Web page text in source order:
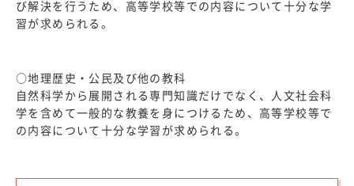
び解決を行うため、高等学校等での内容について十分な学
習が求められる。
○地理歴史・公民及び他の教科
自然科学から展開される専門知識だけでなく、人文社会科
学を含めて一般的な教養を身につけるため、高等学校等で
の内容について十分な学習が求められる。